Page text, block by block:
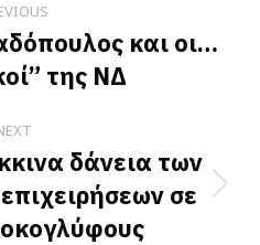
Previous
post:
και οι…
της ΝΔ
Next
post:
δάνεια των
σε